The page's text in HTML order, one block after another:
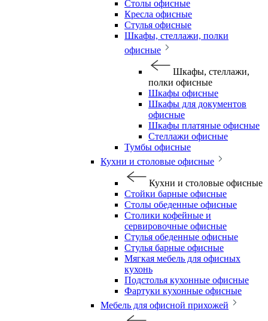
Столы офисные
Кресла офисные
Стулья офисные
Шкафы, стеллажи, полки
офисные
Шкафы, стеллажи,
полки офисные
Шкафы офисные
Шкафы для документов
офисные
Шкафы платяные офисные
Стеллажи офисные
Тумбы офисные
Кухни и столовые офисные
Кухни и столовые офисные
Стойки барные офисные
Столы обеденные офисные
Столики кофейные и
сервировочные офисные
Стулья обеденные офисные
Стулья барные офисные
Мягкая мебель для офисных
кухонь
Подстолья кухонные офисные
Фартуки кухонные офисные
Мебель для офисной прихожей